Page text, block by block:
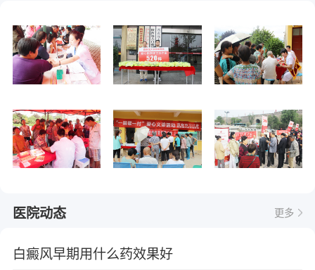
医院动态 更多
白癜风早期用什么药效果好